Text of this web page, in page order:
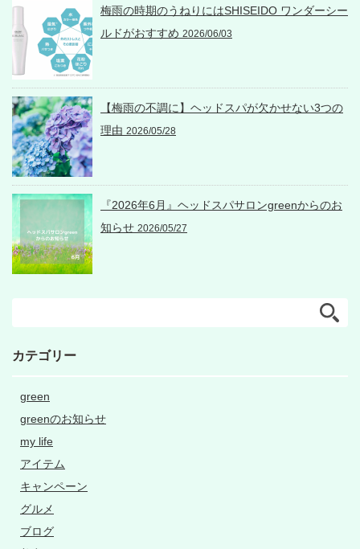
梅雨の時期のうねりにはSHISEIDO ワンダーシー
ルドがおすすめ 2026/06/03
【梅雨の不調に】ヘッドスパが欠かせない3つの
理由 2026/05/28
『2026年6月』ヘッドスパサロンgreenからのお
知らせ 2026/05/27
カテゴリー
green
greenのお知らせ
my life
アイテム
キャンペーン
グルメ
ブログ